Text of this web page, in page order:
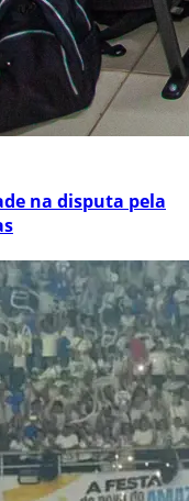
na disputa pela